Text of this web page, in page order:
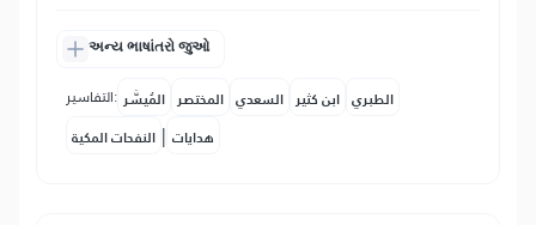
અન્ય ભાષાંતરો જુઓ
التفاسير: المُيسَّر المختصر السعدي ابن كثير الطبري
النفحات المكية | هدايات